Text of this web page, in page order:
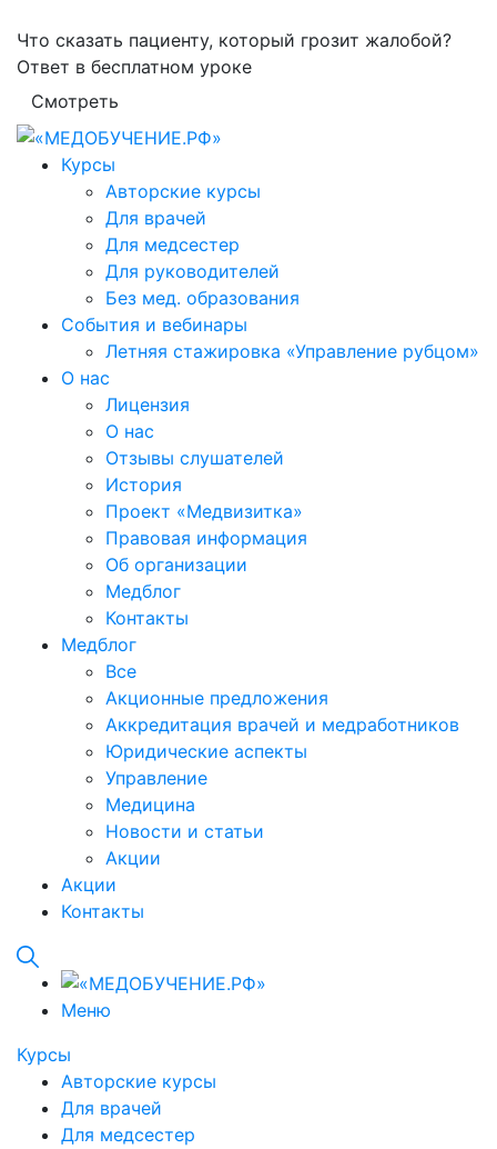
Что сказать пациенту, который грозит жалобой?
Ответ в бесплатном уроке
Смотреть
Курсы
Авторские курсы
Для врачей
Для медсестер
Для руководителей
Без мед. образования
События и вебинары
Летняя стажировка «Управление рубцом»
О нас
Лицензия
О нас
Отзывы слушателей
История
Проект «Медвизитка»
Правовая информация
Об организации
Медблог
Контакты
Медблог
Все
Акционные предложения
Аккредитация врачей и медработников
Юридические аспекты
Управление
Медицина
Новости и статьи
Акции
Акции
Контакты
Меню
Курсы
Авторские курсы
Для врачей
Для медсестер